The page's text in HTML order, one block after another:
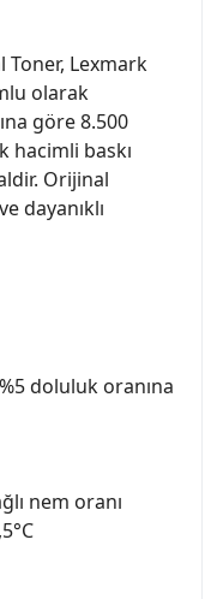
Toner, Lexmark
olarak
göre 8.500
hacimli baskı
Orijinal
dayanıklı
doluluk oranına
nem oranı